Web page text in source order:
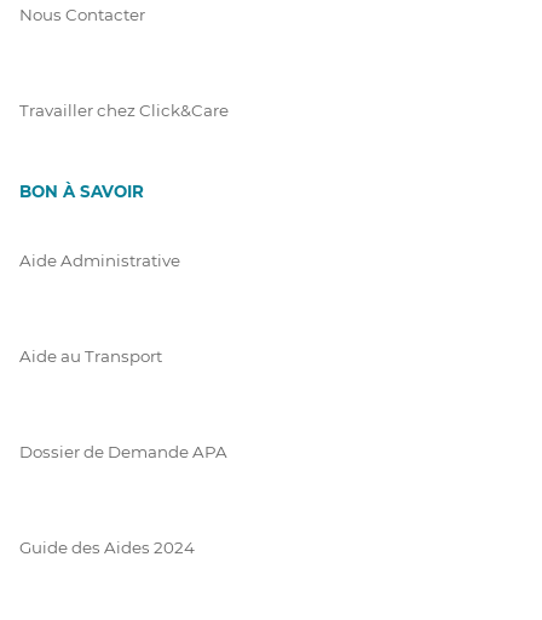
Nous Contacter
Travailler chez Click&Care
BON À SAVOIR
Aide Administrative
Aide au Transport
Dossier de Demande APA
Guide des Aides 2024